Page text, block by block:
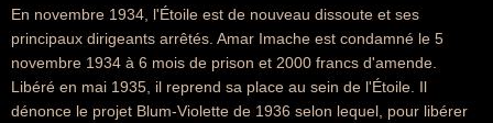
En novembre 1934, l'Étoile est de nouveau dissoute et ses
principaux dirigeants arrêtés. Amar Imache est condamné le 5
novembre 1934 à 6 mois de prison et 2000 francs d'amende.
Libéré en mai 1935, il reprend sa place au sein de l'Étoile. Il
dénonce le projet Blum-Violette de 1936 selon lequel, pour libérer